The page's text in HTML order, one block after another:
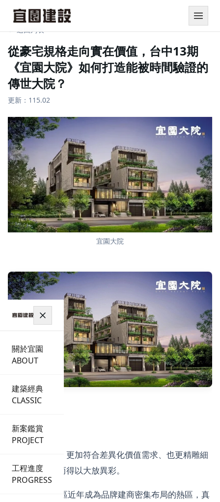
關於宜園
ABOUT
建築經典
CLASSIC
新案鑑賞
PROJECT
工程進度
PROGRESS
← 返回列表
從豪宅規格走向實在價值，台中13期
《宜園大院》如何打造能被時間驗證的
傳世大院？
更新： 115.02
宜園大院
廣編企劃
2026/02/03
隨著房市趨緩，更加符合差異化價值需求、也更精雕細
琢的推案，反而得以大放異彩。
台中13期重劃區近年成為品牌建商密集布局的熱區，真